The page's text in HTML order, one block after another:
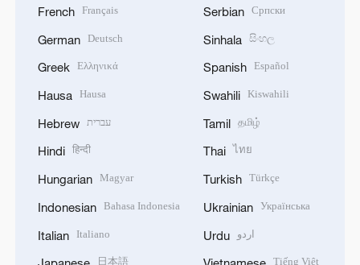
French Français
German Deutsch
Greek Ελληνικά
Hausa Hausa
Hebrew עברית
Hindi हिन्दी
Hungarian Magyar
Indonesian Bahasa Indonesia
Italian Italiano
Serbian Српски
Sinhala සිංහල
Spanish Español
Swahili Kiswahili
Tamil தமிழ்
Thai ไทย
Turkish Türkçe
Ukrainian Українська
Urdu اردو